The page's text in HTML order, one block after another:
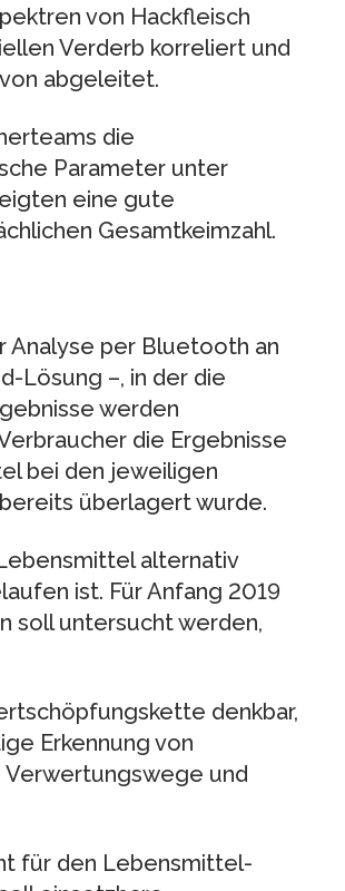
von Hackfleisch
Verderb korreliert und
abgeleitet.
die
Parameter unter
eine gute
Gesamtkeimzahl.
Analyse per Bluetooth an
Lösung –, in der die
werden
die Ergebnisse
bei den jeweiligen
überlagert wurde.
alternativ
ist. Für Anfang 2019
soll untersucht werden,
denkbar,
Erkennung von
und
für den Lebensmittel-